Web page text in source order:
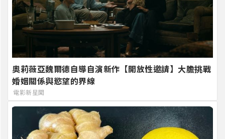
奧莉薇亞魏爾德自導自演新作【開放性邀請】大膽挑戰
婚姻關係與慾望的界線
電影新星聞